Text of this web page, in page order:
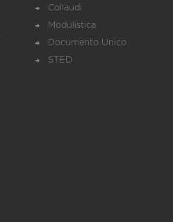
Collaudi
Modulistica
Documento Unico
STED